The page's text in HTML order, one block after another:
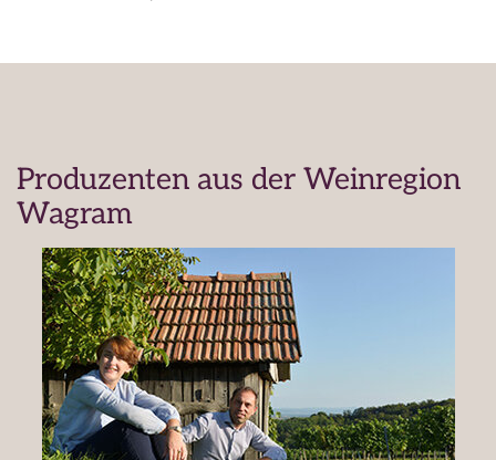
Produzenten aus der Weinregion
Wagram